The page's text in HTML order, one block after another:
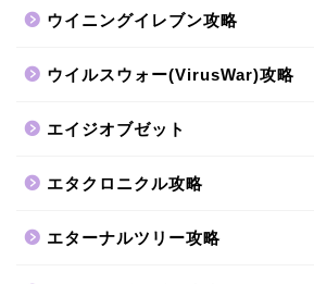
ウイニングイレブン攻略
ウイルスウォー(VirusWar)攻略
エイジオブゼット
エタクロニクル攻略
エターナルツリー攻略